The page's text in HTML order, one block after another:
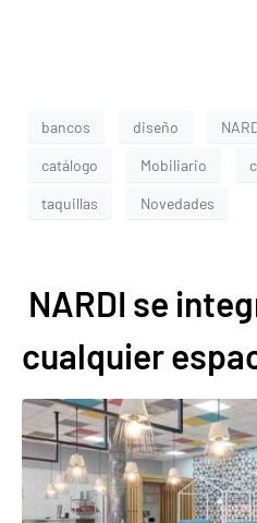
bancos diseño
catálogo Mobiliario
taquillas Novedades
NARDI se
cualquier